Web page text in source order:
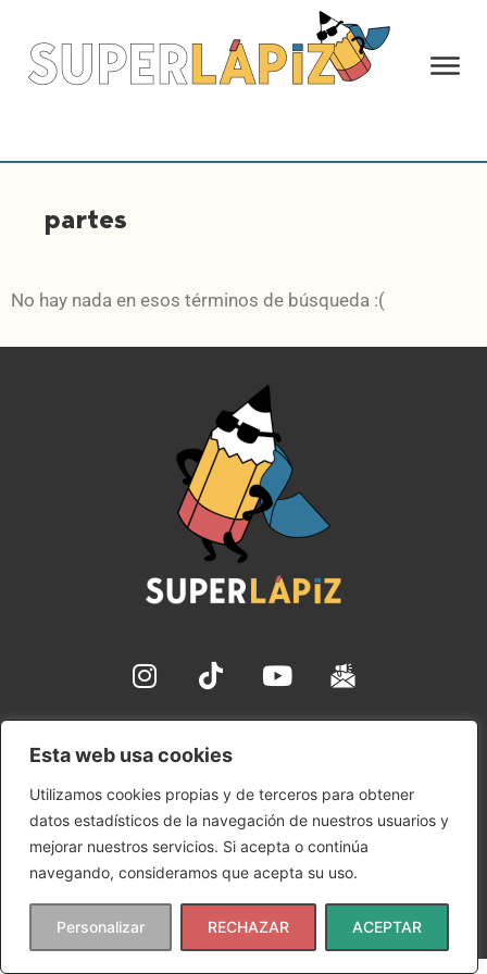
Esta web usa cookies
Utilizamos cookies propias y de terceros para obtener
datos estadísticos de la navegación de nuestros usuarios y
mejorar nuestros servicios. Si acepta o continúa
navegando, consideramos que acepta su uso.
Personalizar RECHAZAR ACEPTAR
partes
No hay nada en esos términos de búsqueda :(
Aviso Legal
Política de Cookies
Política de Privacidad
Condiciones de uso